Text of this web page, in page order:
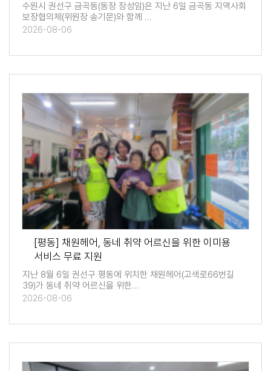
수원시 권선구 금곡동(동장 장성임)은 지난 6일 금곡동 지역사회
보장협의체(위원장 송기문)와 함께 …
2026-08-06
[평동] 채원헤어, 동네 취약 어르신을 위한 이미용
서비스 무료 지원
지난 8월 6일 권선구 평동에 위치한 채원헤어(고색로66번길
39)가 동네 취약 어르신을 위한…
2026-08-06